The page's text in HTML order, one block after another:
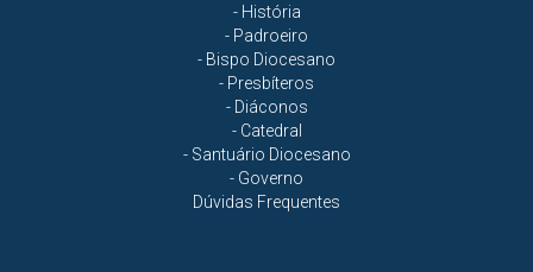
- História
- Padroeiro
- Bispo Diocesano
- Presbíteros
- Diáconos
- Catedral
- Santuário Diocesano
- Governo
Dúvidas Frequentes